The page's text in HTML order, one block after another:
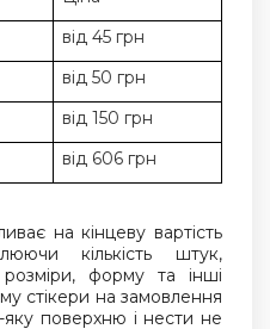
від 45 грн
від 50 грн
від 150 грн
від 606 грн
на кінцеву вартість
кількість штук,
розміри, форму та інші
стікери на замовлення
поверхню і нести не